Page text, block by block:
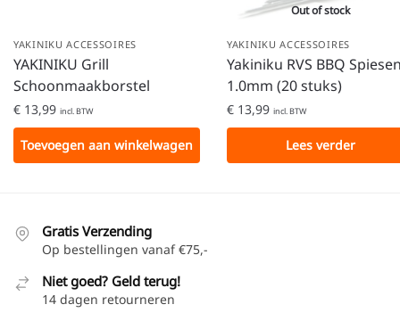
YAKINIKU ACCESSOIRES
YAKINIKU Grill
Schoonmaakborstel
€ 13,99 incl. BTW
Toevoegen aan winkelwagen
Out of stock
YAKINIKU ACCESSOIRES
Yakiniku RVS BBQ
1.0mm (20 stuks)
€ 13,99 incl. BTW
Lees verder
Gratis Verzending
Op bestellingen vanaf €75,-
Niet goed? Geld terug!
14 dagen retourneren